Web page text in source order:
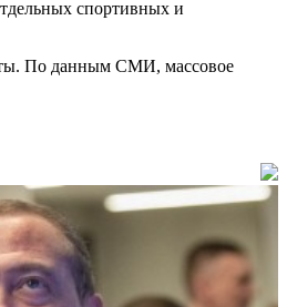
спортивных и
По данным СМИ, массовое